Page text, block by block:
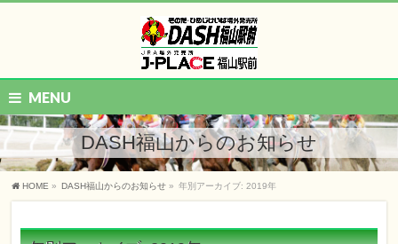
MENU
DASH福山からのお知らせ
HOME » DASH福山からのお知らせ » 年別アーカイブ: 2019年